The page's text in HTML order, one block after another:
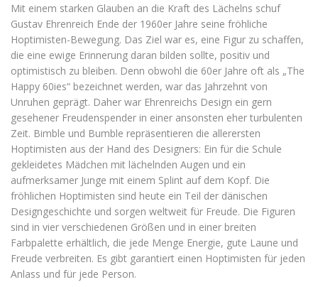
Mit einem starken Glauben an die Kraft des Lächelns schuf
Gustav Ehrenreich Ende der 1960er Jahre seine fröhliche
Hoptimisten-Bewegung. Das Ziel war es, eine Figur zu schaffen,
die eine ewige Erinnerung daran bilden sollte, positiv und
optimistisch zu bleiben. Denn obwohl die 60er Jahre oft als „The
Happy 60ies“ bezeichnet werden, war das Jahrzehnt von
Unruhen geprägt. Daher war Ehrenreichs Design ein gern
gesehener Freudenspender in einer ansonsten eher turbulenten
Zeit. Bimble und Bumble repräsentieren die allerersten
Hoptimisten aus der Hand des Designers: Ein für die Schule
gekleidetes Mädchen mit lächelnden Augen und ein
aufmerksamer Junge mit einem Splint auf dem Kopf. Die
fröhlichen Hoptimisten sind heute ein Teil der dänischen
Designgeschichte und sorgen weltweit für Freude. Die Figuren
sind in vier verschiedenen Größen und in einer breiten
Farbpalette erhältlich, die jede Menge Energie, gute Laune und
Freude verbreiten. Es gibt garantiert einen Hoptimisten für jeden
Anlass und für jede Person.